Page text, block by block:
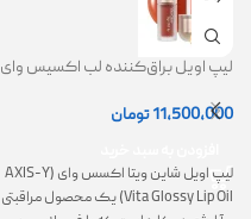
لیپ اویل براق‌کننده لب اکسیس وای
11,500,000تومان
لیپ اویل شاین ویتا اکسس وای (AXIS-Y
Vita Glossy Lip Oil) یک محصول مراقبتی